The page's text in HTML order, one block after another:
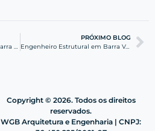
Projetos para Prefeitura em Barra Velha: Guia Completo
PRÓXIMO BLOG
Engenheiro Estrutural em Barra Velha: Segurança e Eficiência
Copyright © 2026. Todos os direitos
reservados.
WGB Arquitetura e Engenharia | CNPJ: